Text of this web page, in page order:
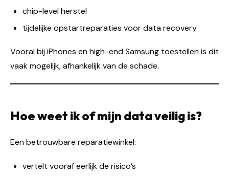
chip-level herstel
tijdelijke opstartreparaties voor data recovery
Vooral bij iPhones en high-end Samsung toestellen is dit
vaak mogelijk, afhankelijk van de schade.
Hoe weet ik of mijn data veilig is?
Een betrouwbare reparatiewinkel:
vertelt vooraf eerlijk de risico’s